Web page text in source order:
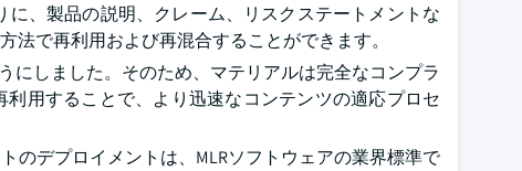
、製品の説明、クレーム、リスクステートメントな
で再利用および再混合することができます。
にしました。そのため、マテリアルは完全なコンプラ
用することで、より迅速なコンテンツの適応プロセ
のデプロイメントは、MLRソフトウェアの業界標準で